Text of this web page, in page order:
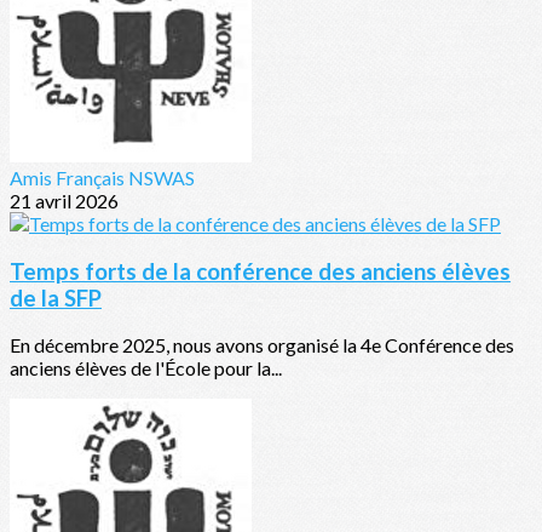
Amis Français NSWAS
21 avril 2026
Temps forts de la conférence des anciens élèves
de la SFP
En décembre 2025, nous avons organisé la 4e Conférence des
anciens élèves de l'École pour la...